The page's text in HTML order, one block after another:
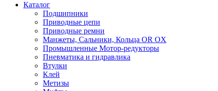
Каталог
Подшипники
Приводные цепи
Приводные ремни
Манжеты, Сальники, Кольца OR OX
Промышленные Мотор-редукторы
Пневматика и гидравлика
Втулки
Клей
Метизы